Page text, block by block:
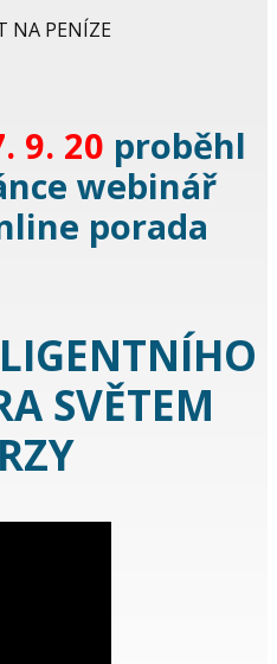
NA PENÍZE
9. 20 proběhl
webinář
porada
SVĚTEM